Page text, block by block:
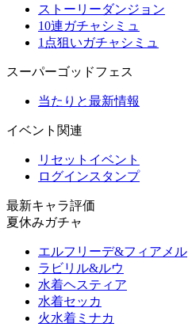
ストーリーダンジョン
10連ガチャシミュ
1点狙いガチャシミュ
スーパーゴッドフェス
当たりと最新情報
イベント関連
リセットイベント
ログインスタンプ
最新キャラ評価
夏休みガチャ
エルフリーデ&フィアメル
ラビリル&ルウ
水着ヘスティア
水着セッカ
火水着ミナカ